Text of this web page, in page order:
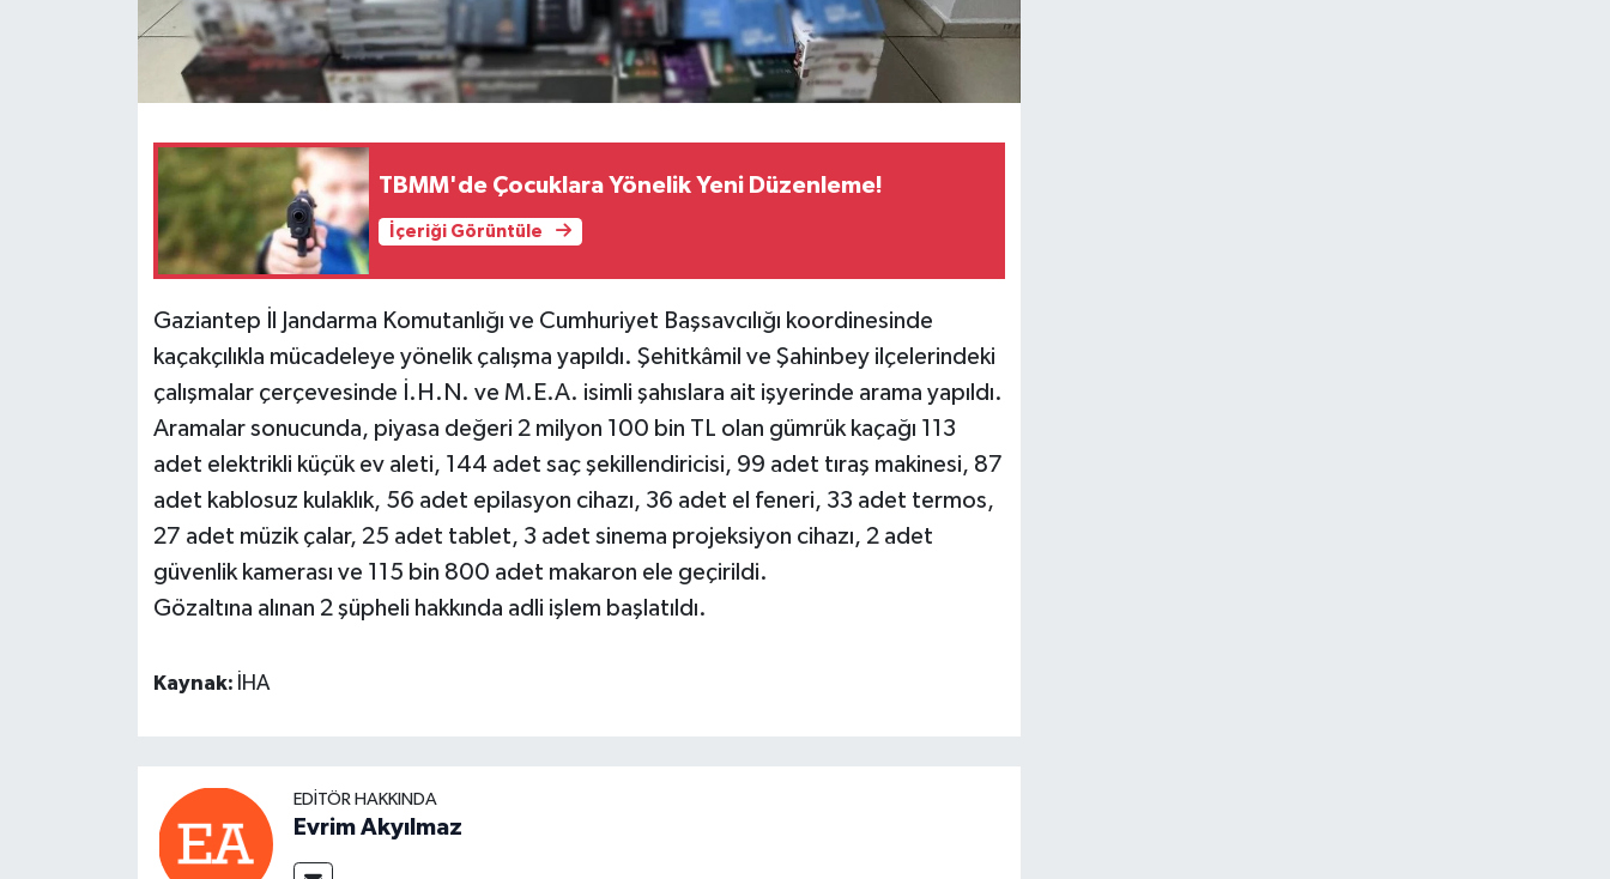
TBMM'de Çocuklara Yönelik Yeni Düzenleme!
İçeriği Görüntüle
Gaziantep İl Jandarma Komutanlığı ve Cumhuriyet Başsavcılığı koordinesinde
kaçakçılıkla mücadeleye yönelik çalışma yapıldı. Şehitkâmil ve Şahinbey ilçelerindeki
çalışmalar çerçevesinde İ.H.N. ve M.E.A. isimli şahıslara ait işyerinde arama yapıldı.
Aramalar sonucunda, piyasa değeri 2 milyon 100 bin TL olan gümrük kaçağı 113
adet elektrikli küçük ev aleti, 144 adet saç şekillendiricisi, 99 adet tıraş makinesi, 87
adet kablosuz kulaklık, 56 adet epilasyon cihazı, 36 adet el feneri, 33 adet termos,
27 adet müzik çalar, 25 adet tablet, 3 adet sinema projeksiyon cihazı, 2 adet
güvenlik kamerası ve 115 bin 800 adet makaron ele geçirildi.
Gözaltına alınan 2 şüpheli hakkında adli işlem başlatıldı.
Kaynak: İHA
EDITÖR HAKKINDA
Evrim Akyılmaz